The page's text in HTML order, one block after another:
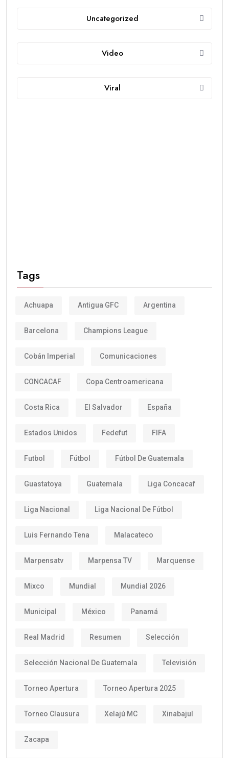
Uncategorized
Video
Viral
Tags
Achuapa Antigua GFC Argentina
Barcelona Champions League
Cobán Imperial Comunicaciones
CONCACAF Copa Centroamericana
Costa Rica El Salvador España
Estados Unidos Fedefut FIFA
Futbol Fútbol Fútbol De Guatemala
Guastatoya Guatemala Liga Concacaf
Liga Nacional Liga Nacional De Fútbol
Luis Fernando Tena Malacateco
Marpensatv Marpensa TV Marquense
Mixco Mundial Mundial 2026
Municipal México Panamá
Real Madrid Resumen Selección
Selección Nacional De Guatemala Televisión
Torneo Apertura Torneo Apertura 2025
Torneo Clausura Xelajú MC Xinabajul
Zacapa